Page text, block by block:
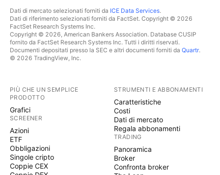
Dati di mercato selezionati forniti da ICE Data Services.
Dati di riferimento selezionati forniti da FactSet. Copyright © 2026
FactSet Research Systems Inc.
Copyright © 2026, American Bankers Association. Database CUSIP
fornito da FactSet Research Systems Inc. Tutti i diritti riservati.
Documenti depositati presso la SEC e altri documenti forniti da Quartr.
© 2026 TradingView, Inc.
PIÙ CHE UN SEMPLICE
PRODOTTO
Grafici
SCREENER
Azioni
ETF
Obbligazioni
Singole cripto
Coppie CEX
STRUMENTI E ABBONAMENTI
Caratteristiche
Costi
Dati di mercato
Regala abbonamenti
TRADING
Panoramica
Broker
Confronta broker